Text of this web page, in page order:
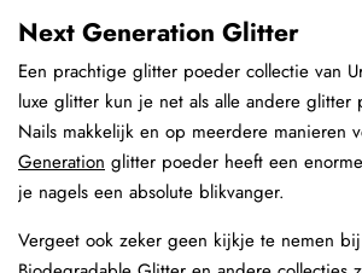
Next Generation Glitter
Een prachtige glitter poeder collectie van
luxe glitter kun je net als alle andere glitter
Nails makkelijk en op meerdere manieren
Generation glitter poeder heeft een
je nagels een absolute blikvanger.
Vergeet ook zeker geen kijkje te nemen